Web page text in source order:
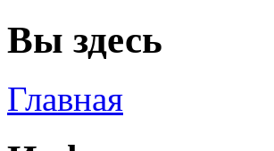
Вы здесь
Главная